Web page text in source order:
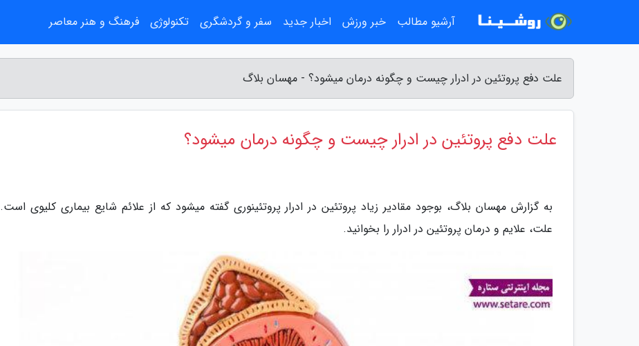
علت دفع پروتئین در ادرار چیست و چگونه درمان میشود؟ - مهسان بلاگ
علت دفع پروتئین در ادرار چیست و چگونه درمان میشود؟
به گزارش مهسان بلاگ، بوجود مقادیر زیاد پروتئین در ادرار پروتئینوری گفته میشود که از علائم شایع بیماری کلیوی است.
علت، علایم و درمان پروتئین در ادرار را بخوانید.
آرشیو مطالب خبر ورزش اخبار جدید سفر و گردشگری تکنولوژی فرهنگ و هنر معاصر